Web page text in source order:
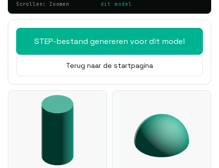
Scrollen: Zoomen
dit model
STEP-bestand genereren voor dit model
Terug naar de startpagina